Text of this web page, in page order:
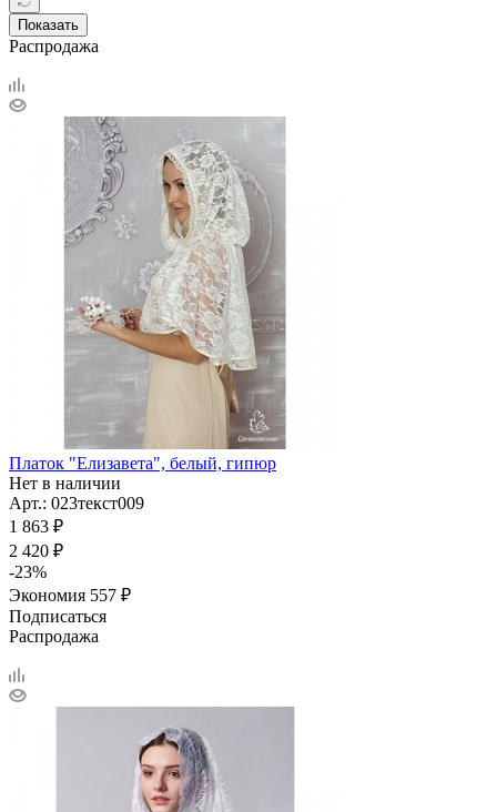
Показать
Распродажа
Платок "Елизавета", белый, гипюр
Нет в наличии
Арт.: 023текст009
1 863 ₽
2 420 ₽
-23%
Экономия 557 ₽
Подписаться
Распродажа